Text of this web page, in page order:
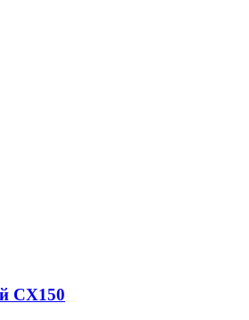
CX150